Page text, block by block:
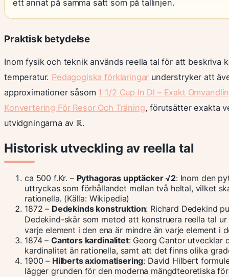
ett annat på samma sätt som på tallinjen.
Praktisk betydelse
Inom fysik och teknik används reella tal för att beskriva
temperatur. Pedagogiska förklaringar understryker att
approximationer såsom 1 1/2 Cup In Dl – Exakt
Konvertering För Resor Och Träning, förutsätter exakta
utvidgningarna av ℝ.
Historisk utveckling av reella tal
ca 500 f.Kr. – Pythagoras upptäcker √2: Inom den
uttryckas som förhållandet mellan två heltal, vilket
rationella. (Källa: Wikipedia)
1872 – Dedekinds konstruktion: Richard Dedekind
Dedekind-skär som metod att konstruera reella tal
varje element i den ena är mindre än varje element i
1874– Cantors kardinalitet: Georg Cantor utvecklar
kardinalitet än rationella, samt att det finns olika
1900 – Hilberts axiomatisering: David Hilbert
lägger grunden för den moderna mängdteoretiska